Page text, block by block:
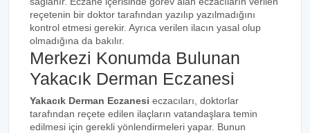
reçetenin bir doktor tarafından yazılıp yazılmadığını
kontrol etmesi gerekir. Ayrıca verilen ilacın yasal olup
olmadığına da bakılır.
Merkezi Konumda Bulunan
Yakacık Derman Eczanesi
Yakacık Derman Eczanesi eczacıları, doktorlar
tarafından reçete edilen ilaçların vatandaşlara temin
edilmesi için gerekli yönlendirmeleri yapar. Bunun